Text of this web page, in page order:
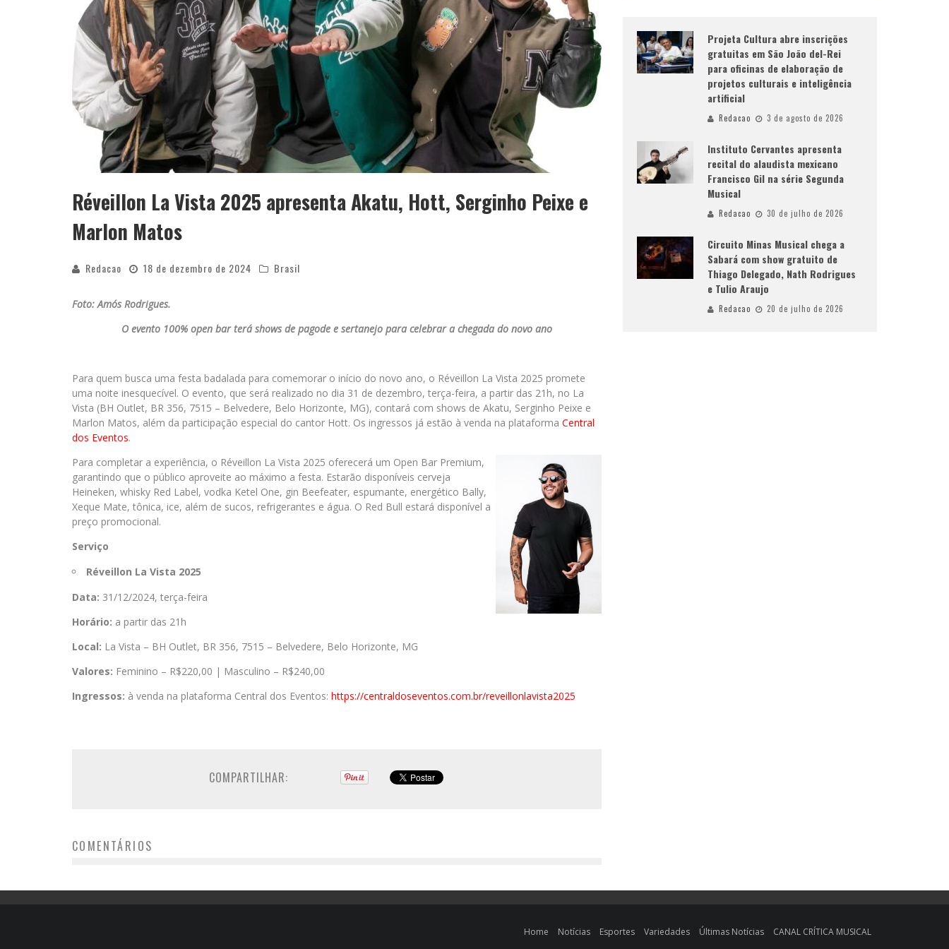
Réveillon La Vista 2025 apresenta Akatu, Hott, Serginho Peixe e
Marlon Matos
Redacao 18 de dezembro de 2024 Brasil
Foto: Amós Rodrigues.
O evento 100% open bar terá shows de pagode e sertanejo para celebrar a chegada do novo ano
Para quem busca uma festa badalada para comemorar o início do novo ano, o Réveillon La Vista 2025 promete
uma noite inesquecível. O evento, que será realizado no dia 31 de dezembro, terça-feira, a partir das 21h, no La
Vista (BH Outlet, BR 356, 7515 – Belvedere, Belo Horizonte, MG), contará com shows de Akatu, Serginho Peixe e
Marlon Matos, além da participação especial do cantor Hott. Os ingressos já estão à venda na plataforma Central
dos Eventos.
Para completar a experiência, o Réveillon La Vista 2025 oferecerá um Open Bar Premium,
garantindo que o público aproveite ao máximo a festa. Estarão disponíveis cerveja
Heineken, whisky Red Label, vodka Ketel One, gin Beefeater, espumante, energético Bally,
Xeque Mate, tônica, ice, além de sucos, refrigerantes e água. O Red Bull estará disponível a
preço promocional.
Serviço
Réveillon La Vista 2025
Data: 31/12/2024, terça-feira
Horário: a partir das 21h
Local: La Vista – BH Outlet, BR 356, 7515 – Belvedere, Belo Horizonte, MG
Valores: Feminino – R$220,00 | Masculino – R$240,00
Ingressos: à venda na plataforma Central dos Eventos: https://centraldoseventos.com.br/reveillonlavista2025
COMPARTILHAR:
COMENTÁRIOS
Projeta Cultura abre inscrições
gratuitas em São João del-Rei
para oficinas de elaboração de
projetos culturais e inteligência
artificial
Redacao 3 de agosto de 2026
Instituto Cervantes apresenta
recital do alaudista mexicano
Francisco Gil na série Segunda
Musical
Redacao 30 de julho de 2026
Circuito Minas Musical chega a
Sabará com show gratuito de
Thiago Delegado, Nath Rodrigues
e Tulio Araujo
Redacao 20 de julho de 2026
Home Notícias Esportes Variedades Últimas Notícias CANAL CRÍTICA MUSICAL